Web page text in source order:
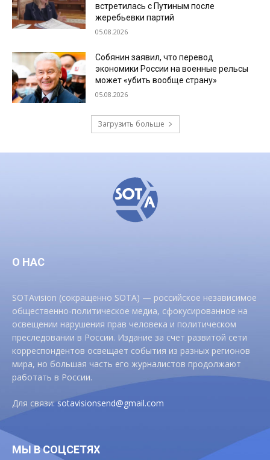
встретилась с Путиным после
жеребьевки партий
05.08.2026
Собянин заявил, что перевод
экономики России на военные рельсы
может «убить вообще страну»
05.08.2026
Загрузить больше
О НАС
SOTAvision (сокращенно SOTA) — российское независимое
общественно-политическое медиа, сфокусированное на
освещении нарушения прав человека и политическом
преследовании в России. Издание за счет развитой сети
корреспондентов освещает события из разных регионов
мира, но большая часть его журналистов продолжают
работать в России.
Для связи:sotavisionsend@gmail.com
МЫ В СОЦСЕТЯХ